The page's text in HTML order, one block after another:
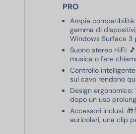
PRO
Ampia
gamma di
Windows Surface 3
Suono stereo HiFi:
musica o fare
Controllo
sul cavo rendono
Design
dopo un uso
Accessori inclusi:
auricolari, una clip